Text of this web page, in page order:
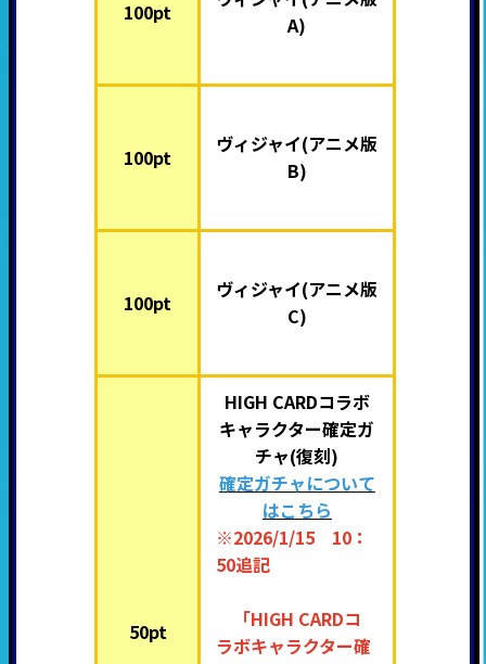
100pt
A)
100pt
ヴィジャイ(アニメ版
B)
100pt
ヴィジャイ(アニメ版
C)
50pt
HIGH CARDコラボ
キャラクター確定ガ
チャ(復刻)
確定ガチャについて
はこちら
※2026/1/15 10：
50追記
「HIGH CARDコ
ラボキャラクター確